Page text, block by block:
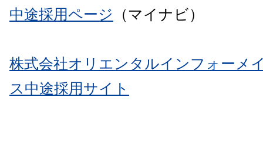
中途採用ページ （マイナビ）
株式会社オリエンタルインフォーメ
ス中途採用サイト